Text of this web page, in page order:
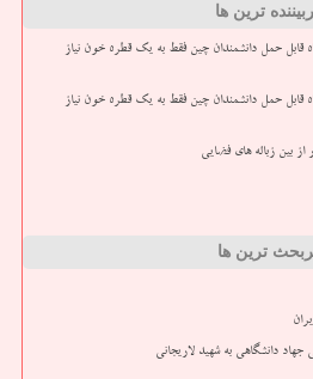
ترین ها
۹۵ درصدی دستگاه قابل حمل دانشمندان چین فقط به یک قطره خون نیاز
۹۵ درصدی دستگاه قابل حمل دانشمندان چین فقط به یک قطره خون نیاز
بین زباله های فضایی
ترین ها
دانشگاهی به شهید لاریجانی